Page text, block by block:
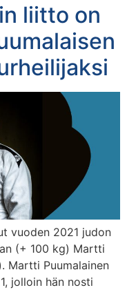
liitto on
vuoden 2021 judon
(+ 100 kg) Martti
Martti Puumalainen
jolloin hän nosti